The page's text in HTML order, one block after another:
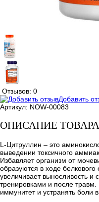
Отзывов: 0
Добавить
Артикул: NOW-00083
ОПИСАНИЕ
L-Цитруллин – это
выведении токсичного
Избавляет организм от
образуются в ходе белкового
увеличивает выносливость и
тренировками и после
иммунитет и устранять боли